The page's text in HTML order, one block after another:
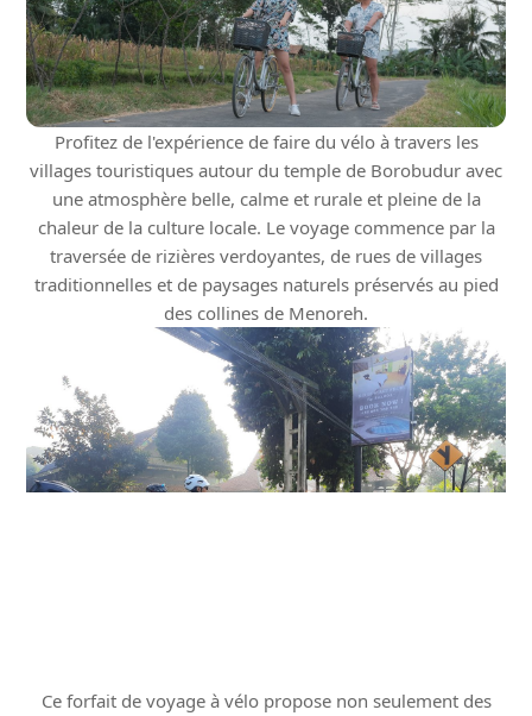
Profitez de l'expérience de faire du vélo à travers les
villages touristiques autour du temple de Borobudur avec
une atmosphère belle, calme et rurale et pleine de la
chaleur de la culture locale. Le voyage commence par la
traversée de rizières verdoyantes, de rues de villages
traditionnelles et de paysages naturels préservés au pied
des collines de Menoreh.
Ce forfait de voyage à vélo propose non seulement des